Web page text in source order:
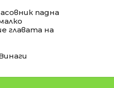
падна
главата на